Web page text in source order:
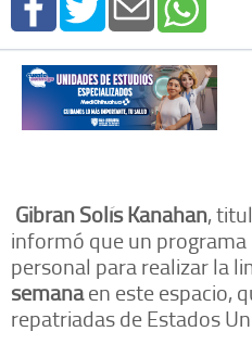
Gibran Solís Kanahan,
informó que un
personal para realizar la
semanaen este espacio,
repatriadas de Estados